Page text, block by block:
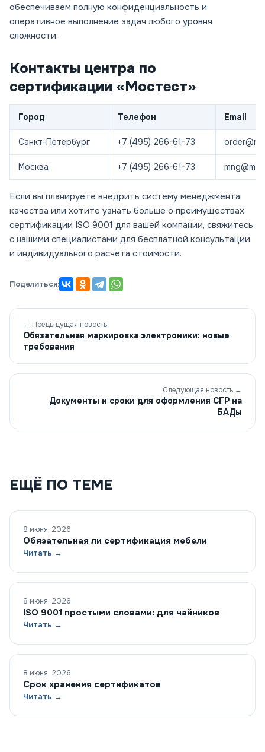
обеспечиваем полную конфиденциальность и
оперативное выполнение задач любого уровня
сложности.
Контакты центра по
сертификации «Мостест»
Город Телефон Email
Санкт-Петербург +7 (495) 266-61-73
Москва +7 (495) 266-61-73
Если вы планируете внедрить систему менеджмента
качества или хотите узнать больше о преимуществах
сертификации ISO 9001 для вашей компании, свяжитесь
с нашими специалистами для бесплатной консультации
и индивидуального расчета стоимости.
Поделиться:
← Предыдущая новость
Обязательная маркировка электроники: новые
требования
Следующая новость →
Документы и сроки для оформления СГР на
БАДы
ЕЩЁ ПО ТЕМЕ
8 июня, 2026
Обязательная ли сертификация мебели
Читать →
8 июня, 2026
ISO 9001 простыми словами: для чайников
Читать →
8 июня, 2026
Срок хранения сертификатов
Читать →